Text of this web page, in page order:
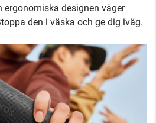
ergonomiska designen väger
den i väska och ge dig iväg.